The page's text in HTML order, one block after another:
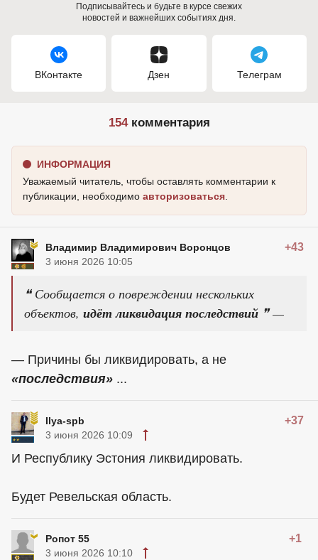
Подписывайтесь и будьте в курсе свежих
новостей и важнейших событиях дня.
ВКонтакте Дзен Телеграм
154комментария
ИНФОРМАЦИЯ
Уважаемый читатель, чтобы оставлять комментарии к
публикации, необходимо авторизоваться
Владимир Владимирович Воронцов +43
3 июня 2026 10:05
❝ Сообщается о повреждении нескольких
объектов, идёт ликвидация последствий ❞ —
— Причины бы ликвидировать, а не
«последствия» ...
Ilya-spb +37
3 июня 2026 10:09
И Республику Эстония ликвидировать.
Будет Ревельская область.
Ропот 55 +1
3 июня 2026 10:10